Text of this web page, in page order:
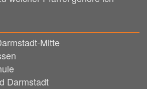
Mitte
Darmstadt